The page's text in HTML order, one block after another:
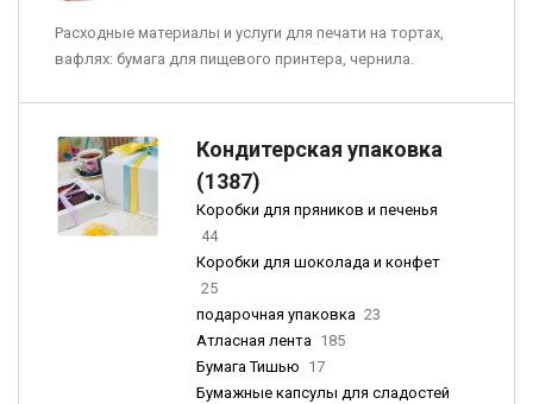
Расходные материалы и услуги для печати на тортах,
вафлях: бумага для пищевого принтера, чернила.
Кондитерская упаковка
(1387)
Коробки для пряников и печенья
44
Коробки для шоколада и конфет
25
подарочная упаковка 23
Атласная лента 185
Бумага Тишью 17
Бумажные капсулы для сладостей